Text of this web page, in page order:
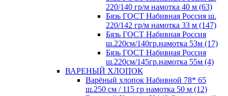
220/140 гр/м намотка 40 м (63)
Бязь ГОСТ Набивная Россия ш.
220/142 гр/м намотка 33 м (147)
Бязь ГОСТ Набивная Россия
ш.220см/140гр.намотка 53м (17)
Бязь ГОСТ Набивная Россия
ш.220см/145гр.намотка 55м (4)
ВАРЕНЫЙ ХЛОПОК
Варёный хлопок Набивной 78* 65
ш.250 см / 115 гр намотка 50 м (12)